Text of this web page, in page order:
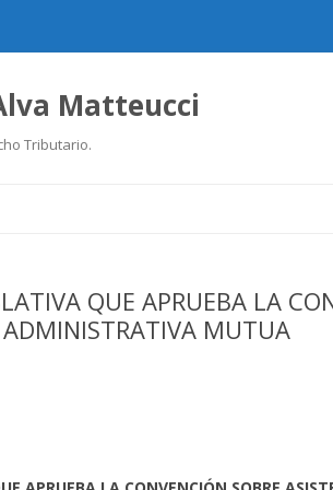
Matteucci
Tributario.
QUE APRUEBA LA
ADMINISTRATIVA MUTUA